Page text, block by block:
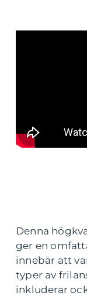
Denna
ger en
innebär att
typer av
inkluderar